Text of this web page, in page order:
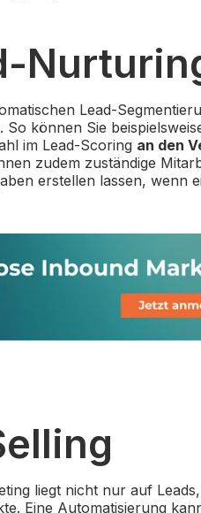
Lead-
können Sie
im Lead-Scoring an den
zudem zuständige
erstellen lassen, wenn
liegt nicht nur auf
Eine Automatisierung